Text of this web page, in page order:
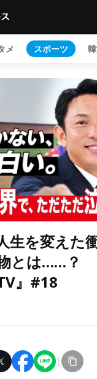
メ スポーツ
生を変えた
とは……？
』#18